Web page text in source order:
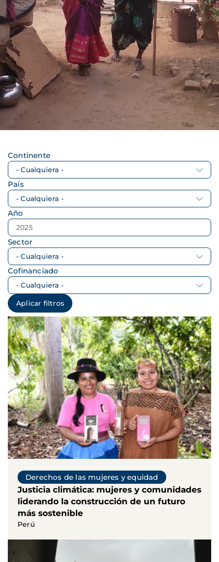
Continente
País
Año
Sector
Cofinanciado
Derechos de las mujeres y equidad
Justicia climática: mujeres y comunidades
liderando la construcción de un futuro
más sostenible
Perú